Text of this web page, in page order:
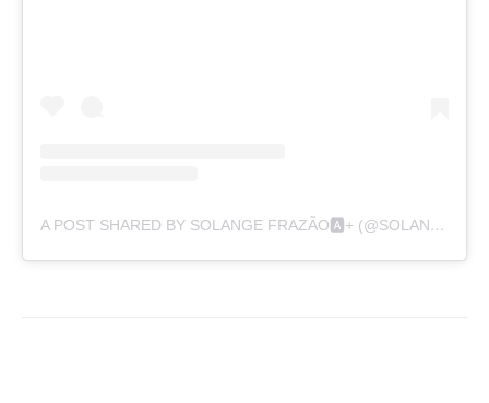
A POST SHARED BY SOLANGE FRAZÃO🅰️+ (@SOLANGEFRAZAOOFICIAL)